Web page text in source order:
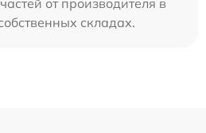
от производителя в
складах.